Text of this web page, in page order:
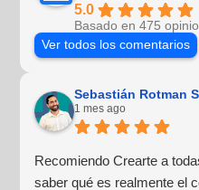
5.0
Basado en 475
Ver todos los comentarios
Sebastián Rotman
1 mes ago
Recomiendo Crearte a
saber qué es realmente el